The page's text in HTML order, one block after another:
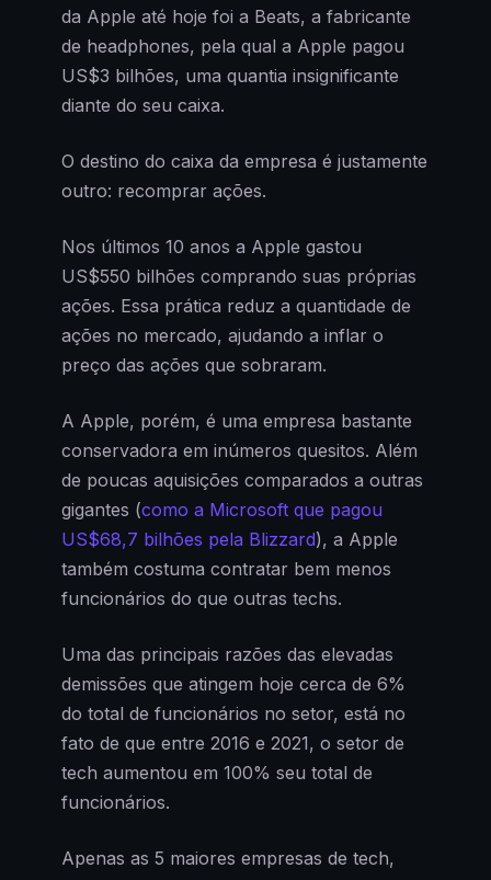
da Apple até hoje foi a Beats, a fabricante
de headphones, pela qual a Apple pagou
US$3 bilhões, uma quantia insignificante
diante do seu caixa.
O destino do caixa da empresa é justamente
outro: recomprar ações.
Nos últimos 10 anos a Apple gastou
US$550 bilhões comprando suas próprias
ações. Essa prática reduz a quantidade de
ações no mercado, ajudando a inflar o
preço das ações que sobraram.
A Apple, porém, é uma empresa bastante
conservadora em inúmeros quesitos. Além
de poucas aquisições comparados a outras
gigantes (como a Microsoft que pagou
US$68,7 bilhões pela Blizzard), a Apple
também costuma contratar bem menos
funcionários do que outras techs.
Uma das principais razões das elevadas
demissões que atingem hoje cerca de 6%
do total de funcionários no setor, está no
fato de que entre 2016 e 2021, o setor de
tech aumentou em 100% seu total de
funcionários.
Apenas as 5 maiores empresas de tech,